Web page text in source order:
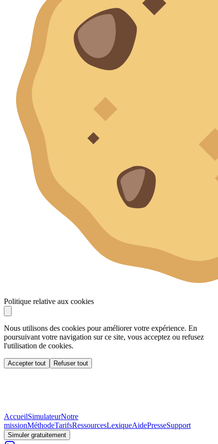
Politique relative aux cookies
Nous utilisons des cookies pour améliorer votre expérience. En
poursuivant votre navigation sur ce site, vous acceptez ou refusez
l'utilisation de cookies.
Accepter tout Refuser tout
AccueilSimulateurNotre
missionMéthodeTarifsRessourcesLexiqueAidePresseSupport
Simuler gratuitement